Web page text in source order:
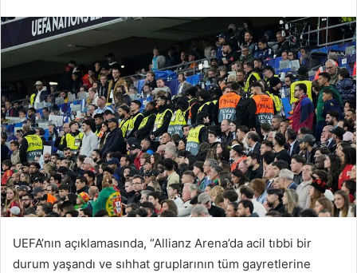
posta
göndermek
UEFA’nın açıklamasında, “Allianz Arena’da acil tıbbi bir
durum yaşandı ve sıhhat gruplarının tüm gayretlerine